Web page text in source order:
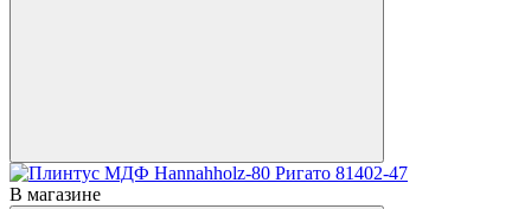
В магазине